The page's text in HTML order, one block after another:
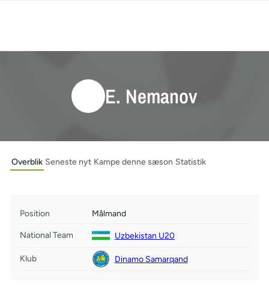
E. Nemanov
Overblik Seneste nyt Kampe denne sæson Statistik
Position Målmand
National Team Uzbekistan U20
Klub Dinamo Samarqand